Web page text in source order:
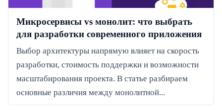
Микросервисы vs монолит: что выбрать
для разработки современного приложения
Выбор архитектуры напрямую влияет на скорость
разработки, стоимость поддержки и возможности
масштабирования проекта. В статье разбираем
основные различия между монолитной...